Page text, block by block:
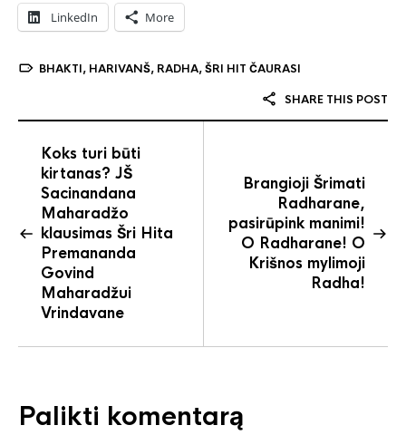
LinkedIn More
BHAKTI, HARIVANŠ, RADHA,ŠRI HIT ČAURASI
SHARE THIS POST
Koks turi būti
kirtanas? JŠ
Sacinandana
Maharadžo
klausimas Šri Hita
Premananda
Govind
Maharadžui
Vrindavane
Brangioji Šrimati
Radharane,
pasirūpink manimi!
O Radharane! O
Krišnos mylimoji
Radha!
Palikti komentarą